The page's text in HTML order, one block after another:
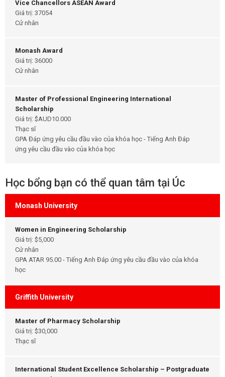
Vice Chancellors ASEAN Award
Giá trị: 37054
Cử nhân
Monash Award
Giá trị: 36000
Cử nhân
Master of Professional Engineering International
Scholarship
Giá trị: $AUD10.000
Thạc sĩ
GPA Đáp ứng yêu cầu đầu vào của khóa học - Tiếng Anh Đáp
ứng yêu cầu đầu vào của khóa học
Học bổng bạn có thể quan tâm tại Úc
Monash University
Women in Engineering Scholarship
Giá trị: $5,000
Cử nhân
GPA ATAR 95.00 - Tiếng Anh Đáp ứng yêu cầu đầu vào của khóa
học
Griffith University
Master of Pharmacy Scholarship
Giá trị: $30,000
Thạc sĩ
International Student Excellence Scholarship – Postgraduate